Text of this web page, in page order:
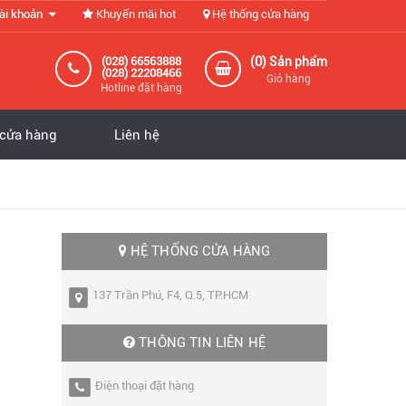
khoản Khuyến mãi hot Hệ thống cửa hàng
(0) Sản phẩm
Giỏ hàng
(028) 66563888
(028) 22208466
Hotline đặt hàng
hàng Liên hệ
HỆ THỐNG CỬA HÀNG
137 Trần Phú, F4, Q.5, TP.HCM
THÔNG TIN LIÊN HỆ
Điện thoại đặt hàng